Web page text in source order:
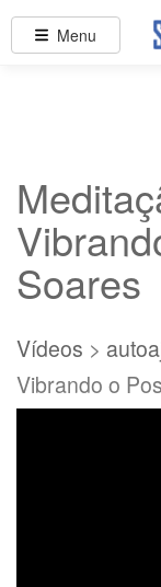
Soares
Vídeos >
Vibrando o
Menu